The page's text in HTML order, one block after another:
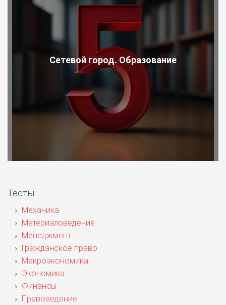
Сетевой город. Образование
Тесты
Механика
Материаловедение
Менеджмент
Гражданское право
Макроэкономика
Экономика
Финансы
Правоведение